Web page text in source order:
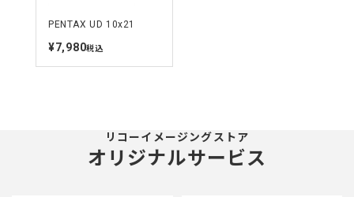
108mm
PENTAX UD 10x21
定
¥7,980税込
リコーイメージングストア
オリジナルサービス